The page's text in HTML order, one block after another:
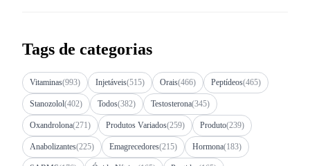
Tags de categorias
Vitaminas(993) Injetáveis(515) Orais(466) Peptídeos(465)
Stanozolol(402) Todos(382) Testosterona(345)
Oxandrolona(271) Produtos Variados(259) Produto(239)
Anabolizantes(225) Emagrecedores(215) Hormona(183)